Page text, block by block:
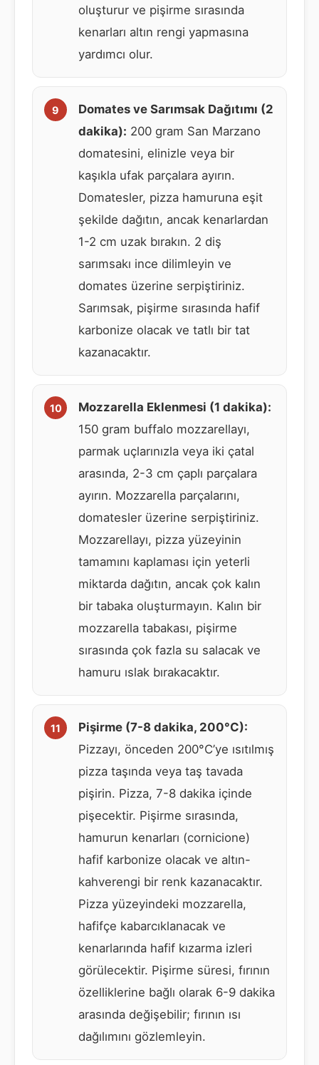
oluşturur ve pişirme sırasında
kenarları altın rengi yapmasına
yardımcı olur.
Domates ve Sarımsak Dağıtımı (2
dakika): 200 gram San Marzano
domatesini, elinizle veya bir
kaşıkla ufak parçalara ayırın.
Domatesler, pizza hamuruna eşit
şekilde dağıtın, ancak kenarlardan
1-2 cm uzak bırakın. 2 diş
sarımsakı ince dilimleyin ve
domates üzerine serpiştiriniz.
Sarımsak, pişirme sırasında hafif
karbonize olacak ve tatlı bir tat
kazanacaktır.
Mozzarella Eklenmesi (1 dakika):
150 gram buffalo mozzarellayı,
parmak uçlarınızla veya iki çatal
arasında, 2-3 cm çaplı parçalara
ayırın. Mozzarella parçalarını,
domatesler üzerine serpiştiriniz.
Mozzarellayı, pizza yüzeyinin
tamamını kaplaması için yeterli
miktarda dağıtın, ancak çok kalın
bir tabaka oluşturmayın. Kalın bir
mozzarella tabakası, pişirme
sırasında çok fazla su salacak ve
hamuru ıslak bırakacaktır.
Pişirme (7-8 dakika, 200°C):
Pizzayı, önceden 200°C’ye ısıtılmış
pizza taşında veya taş tavada
pişirin. Pizza, 7-8 dakika içinde
pişecektir. Pişirme sırasında,
hamurun kenarları (cornicione)
hafif karbonize olacak ve altın-
kahverengi bir renk kazanacaktır.
Pizza yüzeyindeki mozzarella,
hafifçe kabarcıklanacak ve
kenarlarında hafif kızarma izleri
görülecektir. Pişirme süresi, fırının
özelliklerine bağlı olarak 6-9 dakika
arasında değişebilir; fırının ısı
dağılımını gözlemleyin.